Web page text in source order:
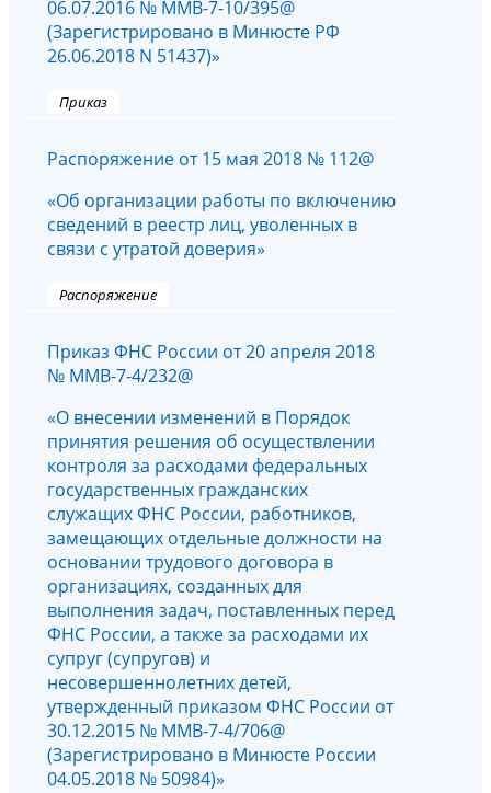
06.07.2016 № ММВ-7-10/395@
(Зарегистрировано в Минюсте РФ
26.06.2018 N 51437)»
Приказ
Распоряжение от 15 мая 2018 № 112@
«Об организации работы по включению
сведений в реестр лиц, уволенных в
связи с утратой доверия»
Распоряжение
Приказ ФНС России от 20 апреля 2018
№ ММВ-7-4/232@
«О внесении изменений в Порядок
принятия решения об осуществлении
контроля за расходами федеральных
государственных гражданских
служащих ФНС России, работников,
замещающих отдельные должности на
основании трудового договора в
организациях, созданных для
выполнения задач, поставленных перед
ФНС России, а также за расходами их
супруг (супругов) и
несовершеннолетних детей,
утвержденный приказом ФНС России от
30.12.2015 № ММВ-7-4/706@
(Зарегистрировано в Минюсте России
04.05.2018 № 50984)»